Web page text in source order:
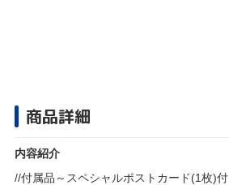
商品詳細
内容紹介
//付属品～スペシャルポストカード(1枚)付